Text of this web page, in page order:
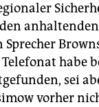
Sprecher
habe
sei
vorher